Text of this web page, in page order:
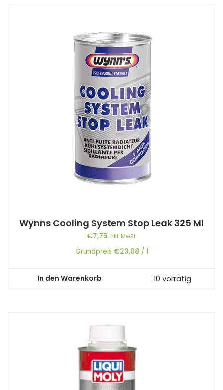
Wynns Cooling System Stop Leak 325 Ml
€7,75 inkl. MwSt.
Grundpreis €23,08 / l
In den Warenkorb 10 vorrätig